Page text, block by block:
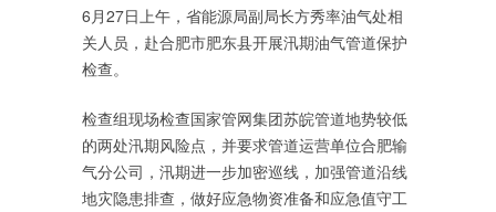
6月27日上午，省能源局副局长方秀率油气处相
关人员，赴合肥市肥东县开展汛期油气管道保护
检查。
检查组现场检查国家管网集团苏皖管道地势较低
的两处汛期风险点，并要求管道运营单位合肥输
气分公司，汛期进一步加密巡线，加强管道沿线
地灾隐患排查，做好应急物资准备和应急值守工